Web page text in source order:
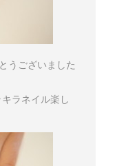
うございました
ラネイル楽し